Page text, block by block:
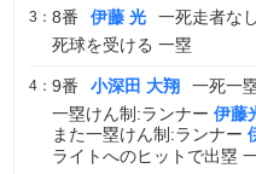
3： 8番 伊藤 光
一死走者なし
死球を受ける 一塁
4： 9番 小深田 大翔
一死一
一塁けん制:ランナー 伊藤
また一塁けん制:ランナー
ライトへのヒットで出塁